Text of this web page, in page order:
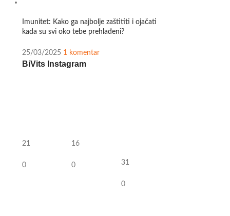
Imunitet: Kako ga najbolje zaštititi i ojačati
kada su svi oko tebe prehlađeni?
25/03/2025 1 komentar
BiVits Instagram
21
0
16
0 31
0